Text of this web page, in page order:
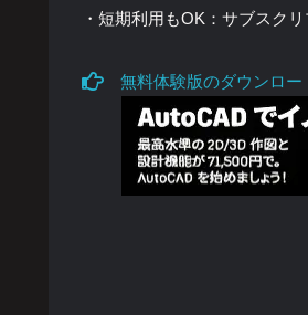
・短期利用もOK：サブスク
無料体験版のダウンロー